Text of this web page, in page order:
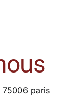
75006 paris